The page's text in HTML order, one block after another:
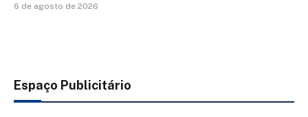
6 de agosto de 2026
Espaço Publicitário